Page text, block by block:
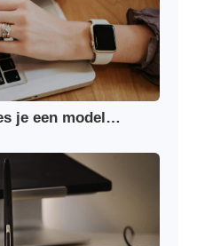
je een model…